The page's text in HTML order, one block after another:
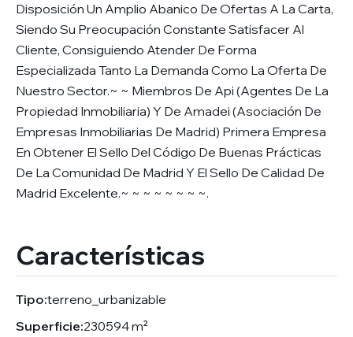
Disposición Un Amplio Abanico De Ofertas A La Carta,
Siendo Su Preocupación Constante Satisfacer Al
Cliente, Consiguiendo Atender De Forma
Especializada Tanto La Demanda Como La Oferta De
Nuestro Sector.~ ~ Miembros De Api (Agentes De La
Propiedad Inmobiliaria) Y De Amadei (Asociación De
Empresas Inmobiliarias De Madrid) Primera Empresa
En Obtener El Sello Del Código De Buenas Prácticas
De La Comunidad De Madrid Y El Sello De Calidad De
Madrid Excelente.~ ~ ~ ~ ~ ~ ~ ~.
Características
Tipo:terreno_urbanizable
Superficie:230594 m²